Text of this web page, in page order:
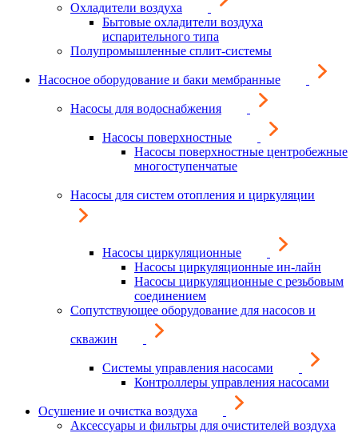
Охладители воздуха
Бытовые охладители воздуха
испарительного типа
Полупромышленные сплит-системы
Насосное оборудование и баки мембранные
Насосы для водоснабжения
Насосы поверхностные
Насосы поверхностные центробежные
многоступенчатые
Насосы для систем отопления и циркуляции
Насосы циркуляционные
Насосы циркуляционные ин-лайн
Насосы циркуляционные с резьбовым
соединением
Сопутствующее оборудование для насосов и
скважин
Системы управления насосами
Контроллеры управления насосами
Осушение и очистка воздуха
Аксессуары и фильтры для очистителей воздуха